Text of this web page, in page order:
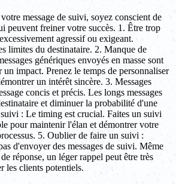
message de suivi, soyez conscient de
peuvent freiner votre succès. 1. Être trop
agressif ou exigeant.
limites du destinataire. 2. Manque de
génériques envoyés en masse sont
impact. Prenez le temps de personnaliser
un intérêt sincère. 3. Messages
concis et précis. Les longs messages
et diminuer la probabilité d'une
: Le timing est crucial. Faites un suivi
pour maintenir l'élan et démontrer votre
5. Oublier de faire un suivi :
d'envoyer des messages de suivi. Même
réponse, un léger rappel peut être très
les clients potentiels.